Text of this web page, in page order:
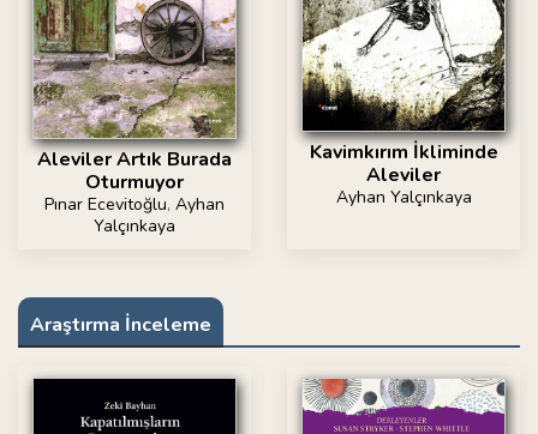
Aleviler Artık Burada
Oturmuyor
Pınar Ecevitoğlu, Ayhan
Yalçınkaya
Kavimkırım İkliminde
Aleviler
Ayhan Yalçınkaya
Araştırma İnceleme